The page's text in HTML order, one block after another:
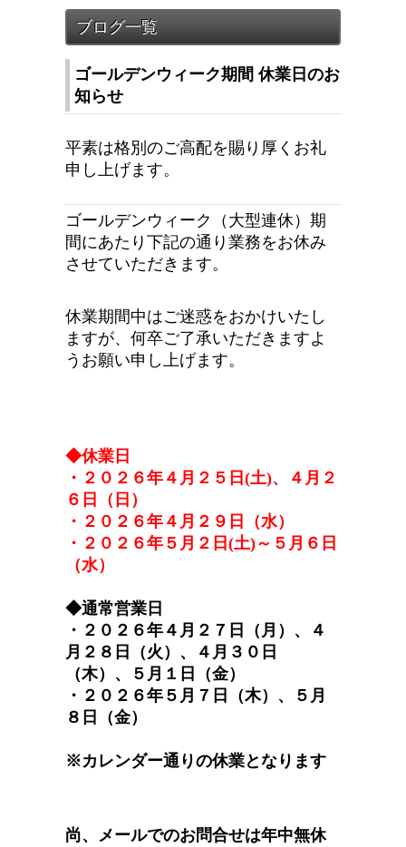
ゴールデンウィーク期間 休業日のお
知らせ
平素は格別のご高配を賜り厚くお礼
申し上げます。
ゴールデンウィーク（大型連休）期
間にあたり下記の通り業務をお休み
させていただきます。
休業期間中はご迷惑をおかけいたし
ますが、何卒ご了承いただきますよ
うお願い申し上げます。
◆休業日
・２０２６年４月２５日(土)、４月２
６日（日）
・２０２６年４月２９日（水）
・２０２６年５月２日(土)～５月６日
（水）
◆通常営業日
・２０２６年４月２７日（月）、４
月２８日（火）、４月３０日
（木）、５月１日（金）
・２０２６年５月７日（木）、５月
８日（金）
※カレンダー通りの休業となります
尚、メールでのお問合せは年中無休